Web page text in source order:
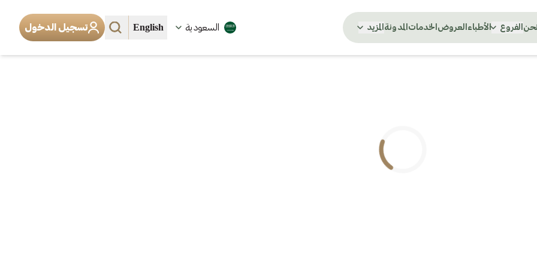
الفروع الأطباء العروض الخدمات المدونة المزيد السعودية English تسجيل الدخول